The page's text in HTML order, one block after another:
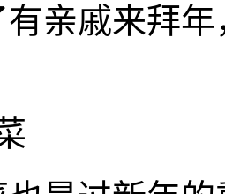
亲戚来拜